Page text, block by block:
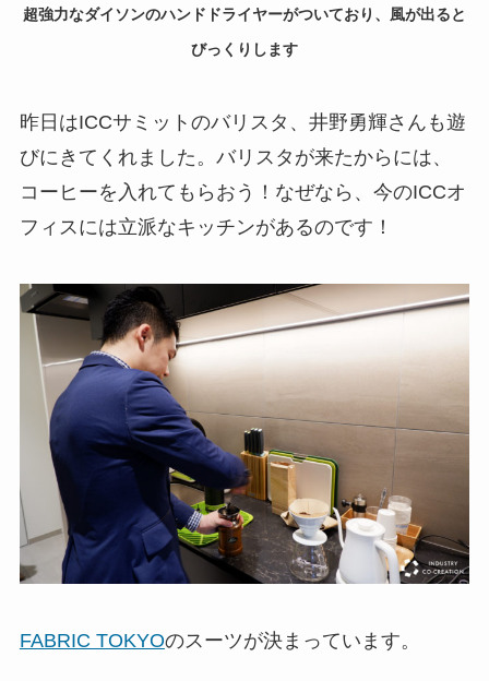
超強力なダイソンのハンドドライヤーがついており、風が出ると
びっくりします
昨日はICCサミットのバリスタ、井野勇輝さんも遊
びにきてくれました。バリスタが来たからには、
コーヒーを入れてもらおう！なぜなら、今のICCオ
フィスには立派なキッチンがあるのです！
FABRIC TOKYOのスーツが決まっています。